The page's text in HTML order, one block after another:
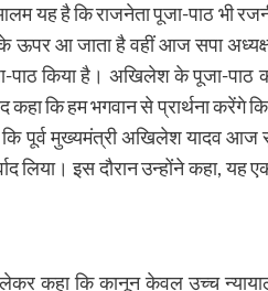
यह है कि राजनेता पूजा-पाठ भी
ऊपर आ जाता है वहीं आज सपा
पाठ किया है। अखिलेश के पूजा-पाठ
कि हम भगवान से प्रार्थना करेंगे
कि पूर्व मुख्यमंत्री अखिलेश यादव
लिया। इस दौरान उन्होंने कहा, यह
कहा कि कानून केवल उच्च